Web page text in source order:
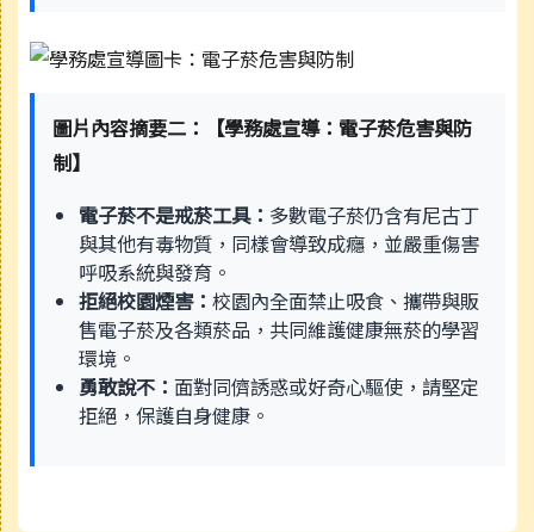
圖片內容摘要二：【學務處宣導：電子菸危害與防
制】
電子菸不是戒菸工具： 多數電子菸仍含有尼古丁
與其他有毒物質，同樣會導致成癮，並嚴重傷害
呼吸系統與發育。
拒絕校園煙害： 校園內全面禁止吸食、攜帶與販
售電子菸及各類菸品，共同維護健康無菸的學習
環境。
勇敢說不： 面對同儕誘惑或好奇心驅使，請堅定
拒絕，保護自身健康。